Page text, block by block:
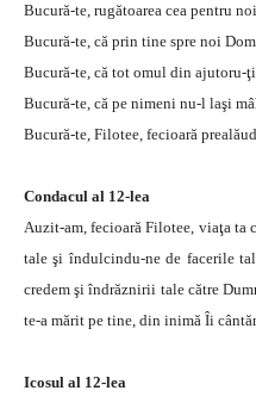
Bucură-te, rugătoarea cea pentru
Bucură-te, că prin tine spre noi
Bucură-te, că tot omul din ajutoru-
Bucură-te, că pe nimeni nu-l laşi
Bucură-te, Filotee, fecioară
Condacul al 12-lea
Auzit-am, fecioară Filotee, viaţa ta
tale şi îndulcindu-ne de facerile
credem şi îndrăznirii tale către
te-a mărit pe tine, din inimă Îi
Icosul al 12-lea